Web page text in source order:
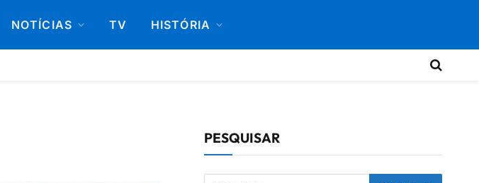
NOTÍCIAS TV HISTÓRIA
PESQUISAR